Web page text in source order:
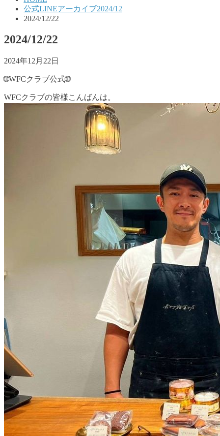
公式LINEアーカイブ2024/12
2024/12/22
2024/12/22
2024年12月22日
🌐WFCクラブ公式🌐
WFCクラブの皆様こんばんは。